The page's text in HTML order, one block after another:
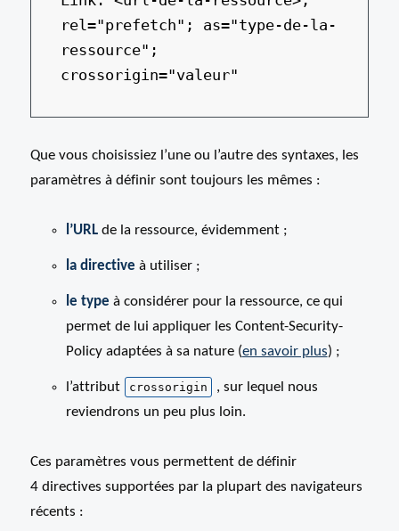
rel="prefetch"; as="type-de-la-
ressource";
Que vous choisissiez l’une ou l’autre des syntaxes, les
paramètres à définir sont toujours les mêmes :
l’URLde la ressource, évidemment ;
la directive à utiliser ;
le type à considérer pour la ressource, ce qui
permet de lui appliquer les Content-Security-
Policy adaptées à sa nature (en savoir plus) ;
l’attribut crossorigin
, sur lequel nous
reviendrons un peu plus loin.
Ces paramètres vous permettent de définir
4 directives supportées par la plupart des navigateurs
récents :